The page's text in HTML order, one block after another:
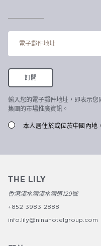
輸入您的電子郵件地址，即表示您
集團的市場推廣資訊。
本人居住於或位於中國內地
THE LILY
香港淺水灣淺水灣道129號
+852 3983 2888
info.lily@ninahotelgroup.com